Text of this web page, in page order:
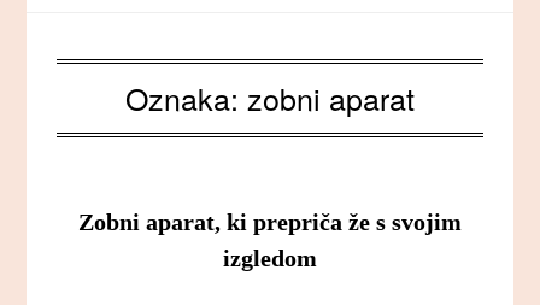
Oznaka: zobni aparat
Zobni aparat, ki prepriča že s svojim
izgledom